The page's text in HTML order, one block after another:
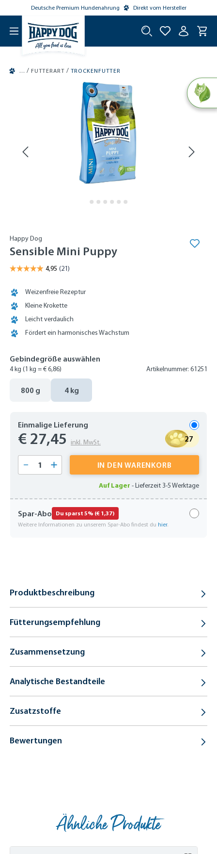
springen
Deutsche Premium Hundenahrung Direkt vom Hersteller
/ FUTTERART / TROCKENFUTTER
Happy Dog
Sensible Mini Puppy
Weizenfreie Rezeptur
Kleine Krokette
Leicht verdaulich
Fördert ein harmonisches Wachstum
Gebindegröße auswählen
4 kg (1 kg = € 6,86) Artikelnummer: 61251
800 g 4 kg
Einmalige Lieferung
€ 27,45 inkl. MwSt. 27
Produkt Anzahl: Gib den gewünschten
IN DEN WARENKORB
Auf Lager -Lieferzeit 3-5 Werktage
Spar-Abo Du sparst 5% (€ 1,37)
Weitere Informationen zu unserem Spar-Abo findest du hier.
Produktbeschreibung
Fütterungsempfehlung
Zusammensetzung
Analytische Bestandteile
Zusatzstoffe
Bewertungen
Ähnliche Produkte